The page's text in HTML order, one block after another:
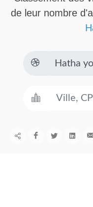
de leur nombre